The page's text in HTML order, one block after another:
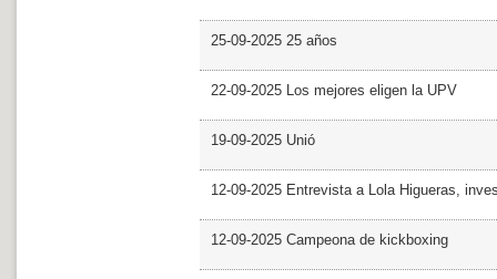
25-09-2025 25 años
22-09-2025 Los mejores eligen la UPV
19-09-2025 Unió
12-09-2025 Entrevista a Lola Higueras,
12-09-2025 Campeona de kickboxing